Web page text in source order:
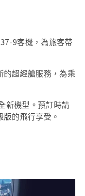
9客機，為旅客帶
的超經艙服務，為乘
新機型。預訂時請
的飛行享受。